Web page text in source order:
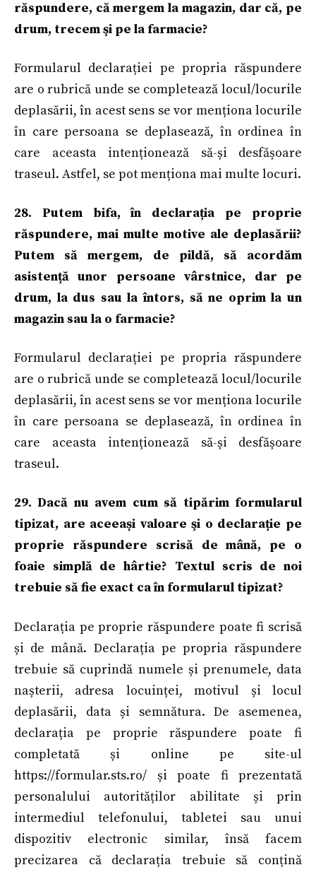
răspundere, că mergem la magazin, dar că, pe
drum, trecem şi pe la farmacie?
Formularul declarației pe propria răspundere
are o rubrică unde se completează locul/locurile
deplasării, în acest sens se vor menționa locurile
în care persoana se deplasează, în ordinea în
care aceasta intenționează să-și desfășoare
traseul. Astfel, se pot menționa mai multe locuri.
28. Putem bifa, în declarația pe proprie
răspundere, mai multe motive ale deplasării?
Putem să mergem, de pildă, să acordăm
asistență unor persoane vârstnice, dar pe
drum, la dus sau la întors, să ne oprim la un
magazin sau la o farmacie?
Formularul declarației pe propria răspundere
are o rubrică unde se completează locul/locurile
deplasării, în acest sens se vor menționa locurile
în care persoana se deplasează, în ordinea în
care aceasta intenționează să-și desfășoare
traseul.
29. Dacă nu avem cum să tipărim formularul
tipizat, are aceeași valoare şi o declarație pe
proprie răspundere scrisă de mână, pe o
foaie simplă de hârtie? Textul scris de noi
trebuie să fie exact ca în formularul tipizat?
Declarația pe proprie răspundere poate fi scrisă
și de mână. Declarația pe propria răspundere
trebuie să cuprindă numele și prenumele, data
nașterii, adresa locuinței, motivul și locul
deplasării, data și semnătura. De asemenea,
declarația pe proprie răspundere poate fi
completată și online pe site-ul
https://formular.sts.ro/ și poate fi prezentată
personalului autorităților abilitate și prin
intermediul telefonului, tabletei sau unui
dispozitiv electronic similar, însă facem
precizarea că declarația trebuie să conțină